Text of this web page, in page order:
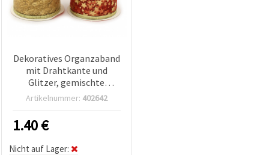
Dekoratives Organzaband
mit Drahtkante und
Glitzer, gemischte
Muster, 50 mm x 2,7 m
Artikelnummer: 402642
1.40€
Nicht auf Lager: